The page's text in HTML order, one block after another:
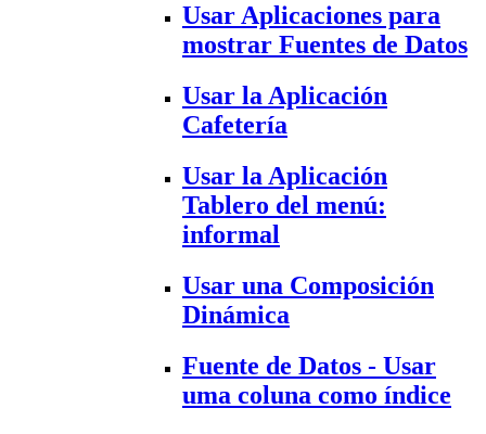
Usar Aplicaciones para
mostrar Fuentes de Datos
Usar la Aplicación
Cafetería
Usar la Aplicación
Tablero del menú:
informal
Usar una Composición
Dinámica
Fuente de Datos - Usar
uma coluna como índice